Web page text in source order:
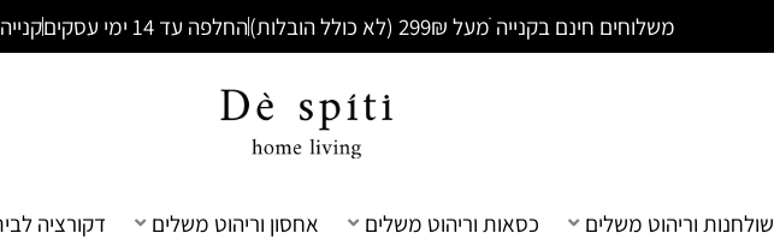
משלוחים חינם בקנייה ׁמעל 299₪ (לא כולל הובלות) החלפה עד 14 ימי עסקים
שולחנות וריהוט משלים כסאות וריהוט משלים אחסון וריהוט משלים דקורציה